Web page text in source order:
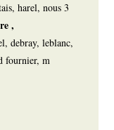
harel, nous 3
,
debray, leblanc,
fournier, m